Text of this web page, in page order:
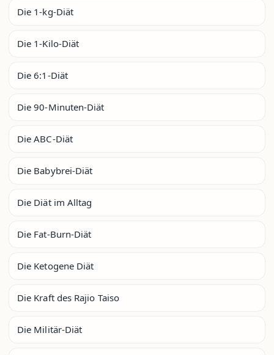
Die 1-kg-Diät
Die 1-Kilo-Diät
Die 6:1-Diät
Die 90-Minuten-Diät
Die ABC-Diät
Die Babybrei-Diät
Die Diät im Alltag
Die Fat-Burn-Diät
Die Ketogene Diät
Die Kraft des Rajio Taiso
Die Militär-Diät